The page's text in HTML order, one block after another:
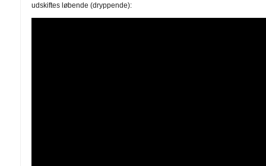
udskiftes løbende (dryppende):